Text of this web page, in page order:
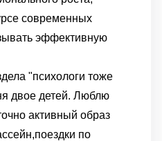
современных
эффективную
"психологи тоже
двое детей. Люблю
активный образ
по